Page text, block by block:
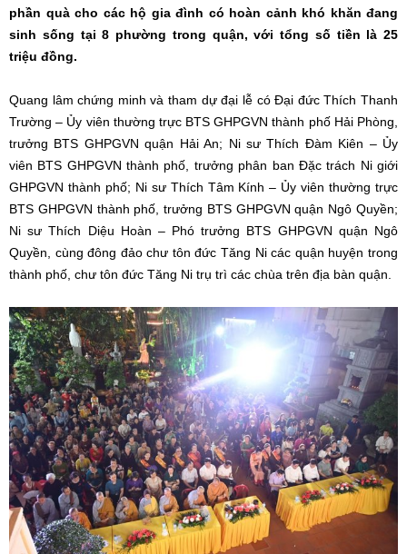
phần quà cho các hộ gia đình có hoàn cảnh khó khăn đang
sinh sống tại 8 phường trong quận, với tổng số tiền là 25
triệu đồng.
Quang lâm chứng minh và tham dự đại lễ có Đại đức Thích Thanh
Trường – Ủy viên thường trực BTS GHPGVN thành phố Hải Phòng,
trưởng BTS GHPGVN quận Hải An; Ni sư Thích Đàm Kiên – Ủy
viên BTS GHPGVN thành phố, trưởng phân ban Đặc trách Ni giới
GHPGVN thành phố; Ni sư Thích Tâm Kính – Ủy viên thường trực
BTS GHPGVN thành phố, trưởng BTS GHPGVN quận Ngô Quyền;
Ni sư Thích Diệu Hoàn – Phó trưởng BTS GHPGVN quận Ngô
Quyền, cùng đông đảo chư tôn đức Tăng Ni các quận huyện trong
thành phố, chư tôn đức Tăng Ni trụ trì các chùa trên địa bàn quận.